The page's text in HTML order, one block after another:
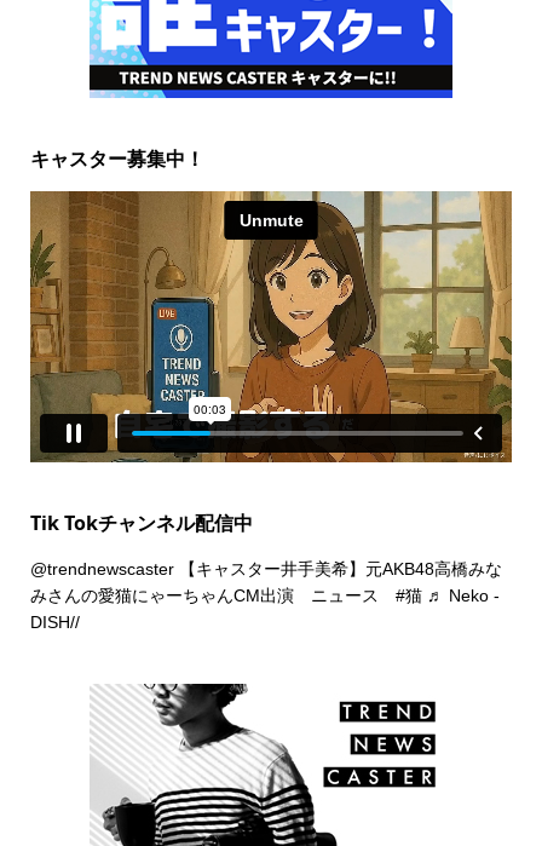
キャスター募集中！
Tik Tokチャンネル配信中
@trendnewscaster【キャスター井手美希】元AKB48高橋みな
みさんの愛猫にゃーちゃんCM出演 ニュース #猫 ♬ Neko -
DISH//